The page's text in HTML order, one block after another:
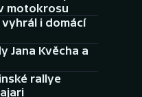
motokrosu
i domácí
Jana Kvěcha a
rallye